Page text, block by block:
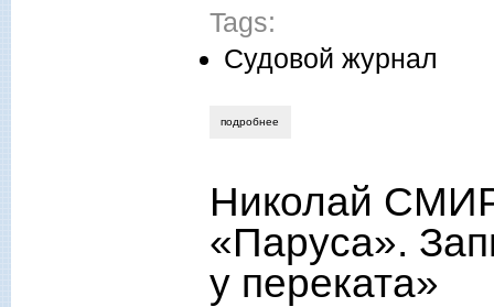
Tags:
Судовой журнал
подробнее
Николай
«Паруса».
у переката»